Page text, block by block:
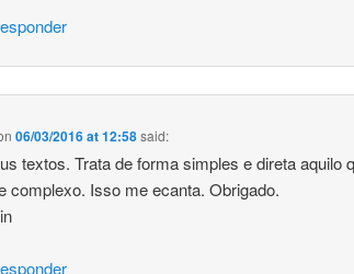
06/03/2016 at 12:58said:
textos. Trata de forma simples e direta aquilo
complexo. Isso me ecanta. Obrigado.